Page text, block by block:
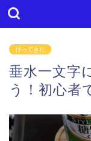
行ってきた
垂水一文字
う！初心者